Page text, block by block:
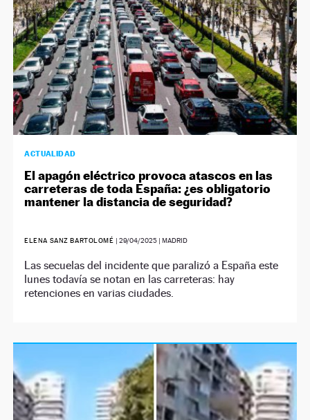
ACTUALIDAD
El apagón eléctrico provoca atascos en las
carreteras de toda España: ¿es obligatorio
mantener la distancia de seguridad?
ELENA SANZ BARTOLOMÉ | 29/04/2025| MADRID
Las secuelas del incidente que paralizó a España este
lunes todavía se notan en las carreteras: hay
retenciones en varias ciudades.